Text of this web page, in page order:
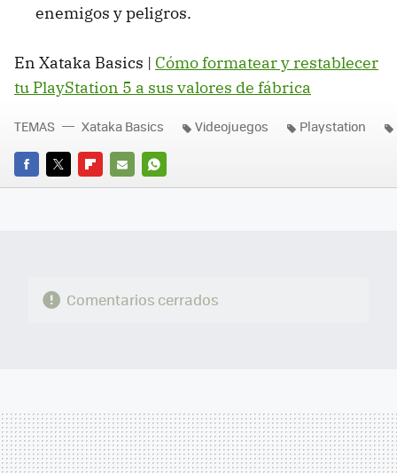
enemigos y peligros.
En Xataka Basics | Cómo formatear y restablecer
tu PlayStation 5 a sus valores de fábrica
FACEBOOK
TWITTERFLIPBOARD
E-
WHATSAPP
TEMAS Xataka Basics Videojuegos Playstation
Comentarios cerrados